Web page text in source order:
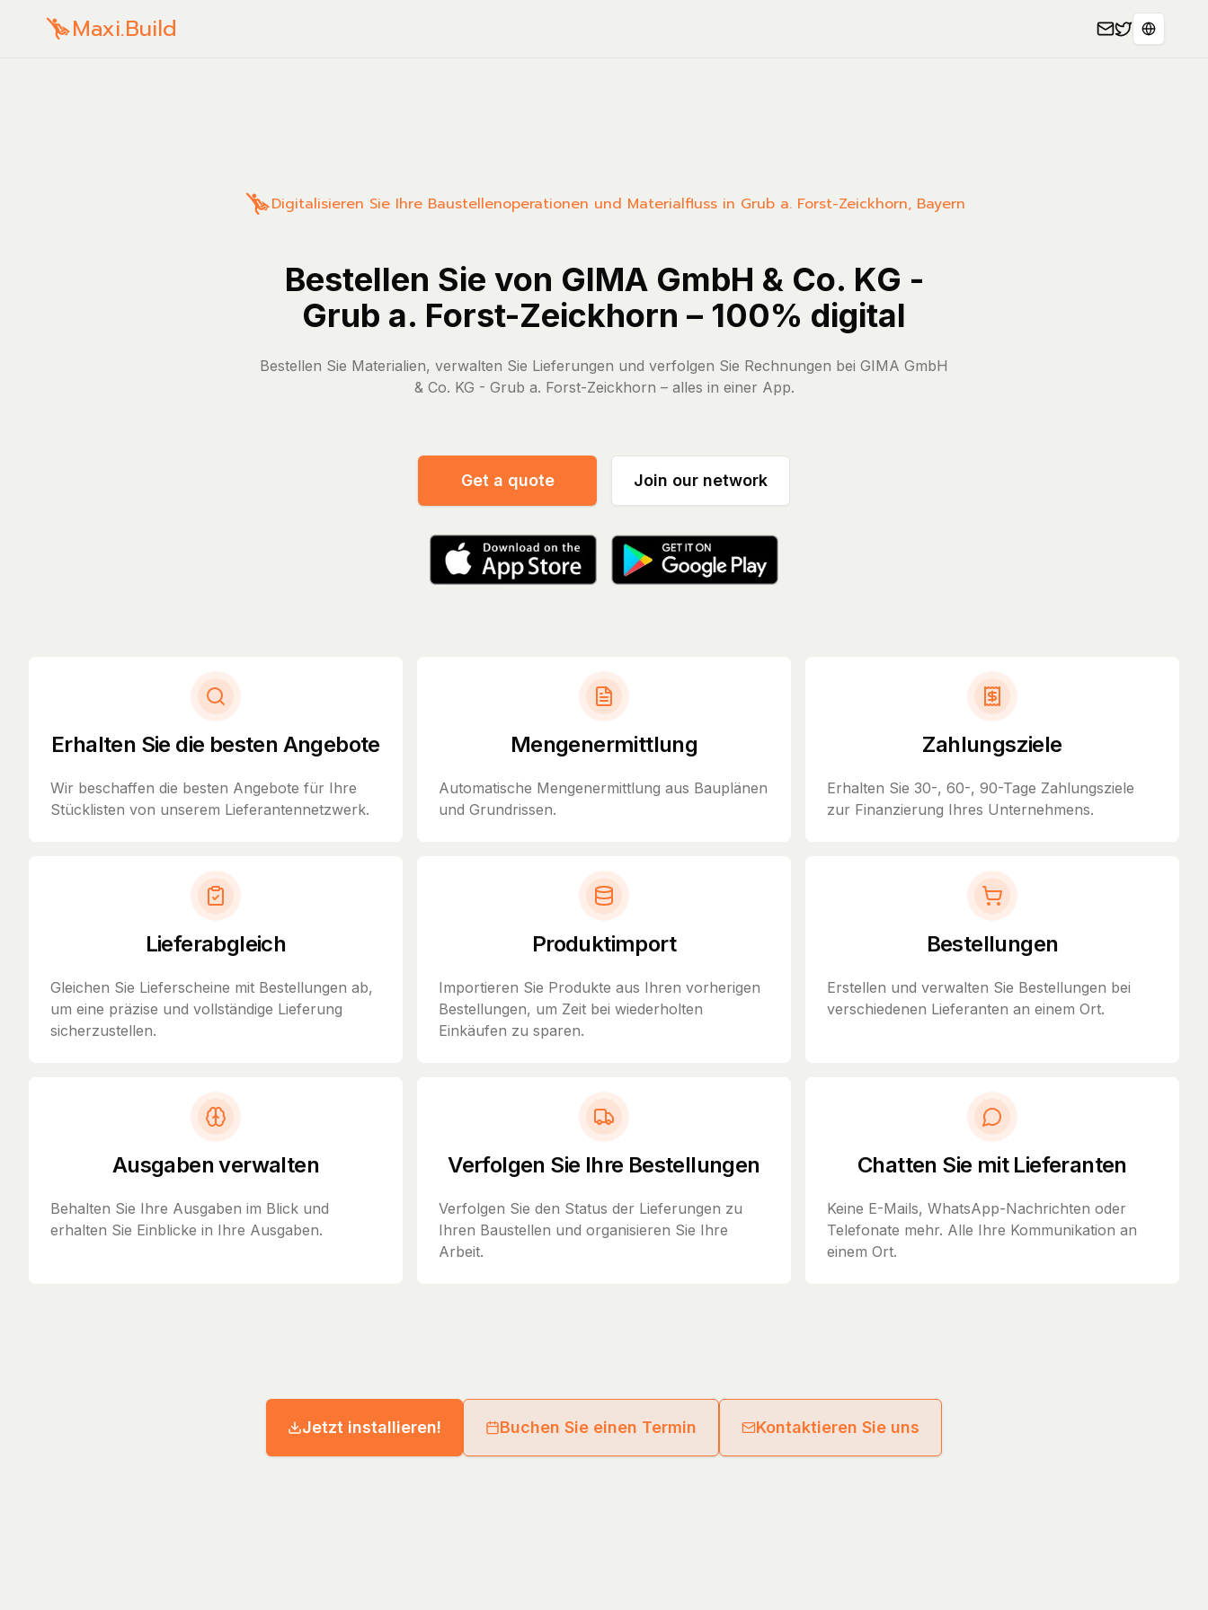
Maxi.Build Select
Digitalisieren Sie Ihre Baustellenoperationen und Materialfluss in Grub a. Forst-Zeickhorn, Bayern
Bestellen Sie von GIMA GmbH & Co. KG -
Grub a. Forst-Zeickhorn – 100% digital
Bestellen Sie Materialien, verwalten Sie Lieferungen und verfolgen Sie Rechnungen bei GIMA GmbH
& Co. KG - Grub a. Forst-Zeickhorn – alles in einer App.
Get a quote Join our network
Erhalten Sie die besten Angebote
Wir beschaffen die besten Angebote für Ihre
Stücklisten von unserem Lieferantennetzwerk.
Mengenermittlung
Automatische Mengenermittlung aus Bauplänen
und Grundrissen.
Zahlungsziele
Erhalten Sie 30-, 60-, 90-Tage Zahlungsziele
zur Finanzierung Ihres Unternehmens.
Lieferabgleich
Gleichen Sie Lieferscheine mit Bestellungen ab,
um eine präzise und vollständige Lieferung
sicherzustellen.
Produktimport
Importieren Sie Produkte aus Ihren vorherigen
Bestellungen, um Zeit bei wiederholten
Einkäufen zu sparen.
Bestellungen
Erstellen und verwalten Sie Bestellungen bei
verschiedenen Lieferanten an einem Ort.
Ausgaben verwalten
Behalten Sie Ihre Ausgaben im Blick und
erhalten Sie Einblicke in Ihre Ausgaben.
Verfolgen Sie Ihre Bestellungen
Verfolgen Sie den Status der Lieferungen zu
Ihren Baustellen und organisieren Sie Ihre
Arbeit.
Chatten Sie mit Lieferanten
Keine E-Mails, WhatsApp-Nachrichten oder
Telefonate mehr. Alle Ihre Kommunikation an
einem Ort.
Jetzt installieren! Buchen Sie einen Termin Kontaktieren Sie uns